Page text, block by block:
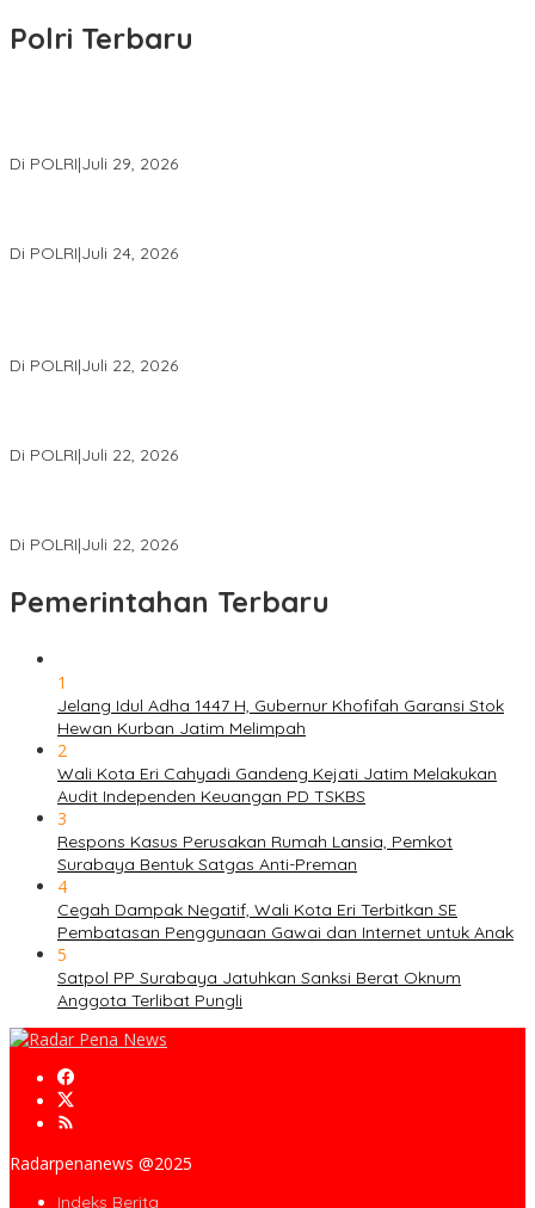
Polri Terbaru
Di POLRI|Juli 29, 2026
Di POLRI|Juli 24, 2026
Di POLRI|Juli 22, 2026
Di POLRI|Juli 22, 2026
Di POLRI|Juli 22, 2026
Pemerintahan Terbaru
1
Jelang Idul Adha 1447 H, Gubernur Khofifah Garansi Stok
Hewan Kurban Jatim Melimpah
2
Wali Kota Eri Cahyadi Gandeng Kejati Jatim Melakukan
Audit Independen Keuangan PD TSKBS
3
Respons Kasus Perusakan Rumah Lansia, Pemkot
Surabaya Bentuk Satgas Anti-Preman
4
Cegah Dampak Negatif, Wali Kota Eri Terbitkan SE
Pembatasan Penggunaan Gawai dan Internet untuk Anak
5
Satpol PP Surabaya Jatuhkan Sanksi Berat Oknum
Anggota Terlibat Pungli
Radarpenanews @2025
Indeks Berita